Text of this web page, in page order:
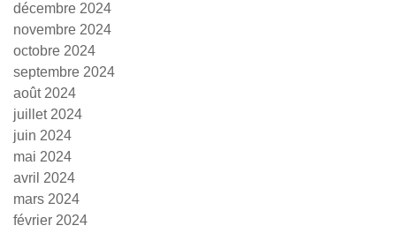
décembre 2024
novembre 2024
octobre 2024
septembre 2024
août 2024
juillet 2024
juin 2024
mai 2024
avril 2024
mars 2024
février 2024